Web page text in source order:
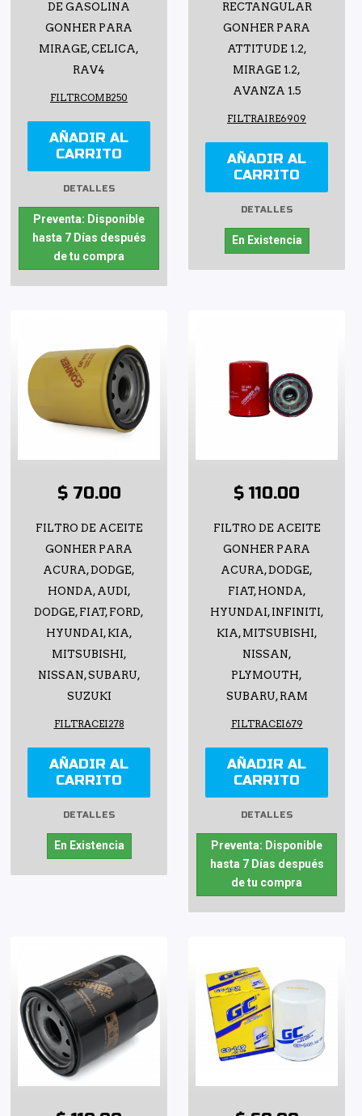
DE GASOLINA
GONHER PARA
MIRAGE, CELICA,
RAV4
FILTRCOMB250
AÑADIR AL
CARRITO
DETALLES
Preventa: Disponible
hasta 7 Días después
de tu compra
RECTANGULAR
GONHER PARA
ATTITUDE 1.2,
MIRAGE 1.2,
AVANZA 1.5
FILTRAIRE6909
AÑADIR AL
CARRITO
DETALLES
En Existencia
$ 70.00
FILTRO DE ACEITE
GONHER PARA
ACURA, DODGE,
HONDA, AUDI,
DODGE, FIAT, FORD,
HYUNDAI, KIA,
MITSUBISHI,
NISSAN, SUBARU,
SUZUKI
FILTRACEI278
AÑADIR AL
CARRITO
DETALLES
En Existencia
$ 110.00
FILTRO DE ACEITE
GONHER PARA
ACURA, DODGE,
FIAT, HONDA,
HYUNDAI, INFINITI,
KIA, MITSUBISHI,
NISSAN,
PLYMOUTH,
SUBARU, RAM
FILTRACEI679
AÑADIR AL
CARRITO
DETALLES
Preventa: Disponible
hasta 7 Días después
de tu compra